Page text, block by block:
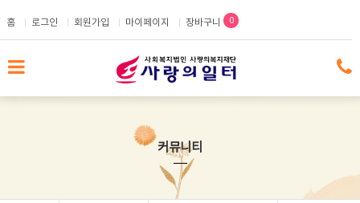
홈 로그인 회원가입 마이페이지 장바구니 0
커뮤니티